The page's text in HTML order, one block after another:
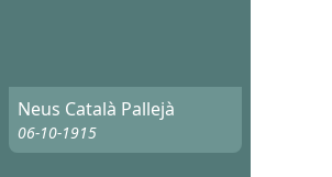
Neus Català Pallejà
06-10-1915